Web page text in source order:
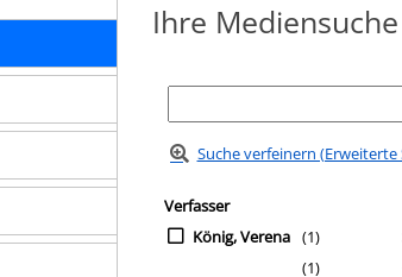
Ihre Mediensuche
Suche verfeinern (Erweiterte
Suchfilter
Zur Trefferliste springen
Verfasser
König, Verena (1)
(1)